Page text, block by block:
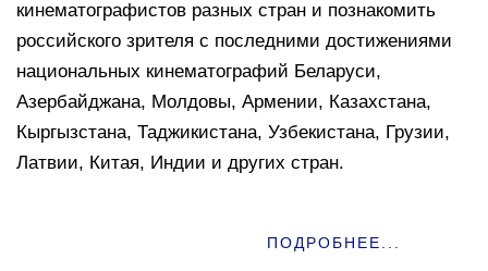
кинематографистов разных стран и познакомить
российского зрителя с последними достижениями
национальных кинематографий Беларуси,
Азербайджана, Молдовы, Армении, Казахстана,
Кыргызстана, Таджикистана, Узбекистана, Грузии,
Латвии, Китая, Индии и других стран.
ПОДРОБНЕЕ...